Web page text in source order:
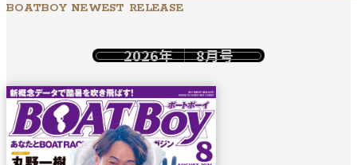
BOATBOY NEWEST RELEASE
2026年 8月号